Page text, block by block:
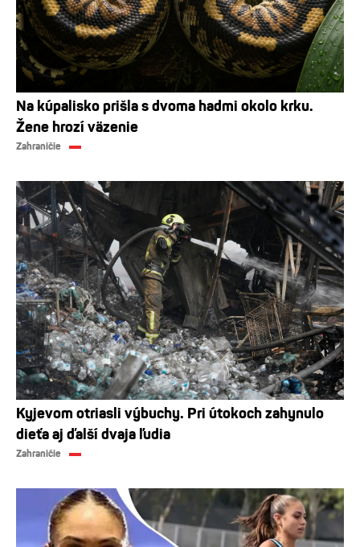
Na kúpalisko prišla s dvoma hadmi okolo krku.
Žene hrozí väzenie
Zahraničie
Kyjevom otriasli výbuchy. Pri útokoch zahynulo
dieťa aj ďalší dvaja ľudia
Zahraničie